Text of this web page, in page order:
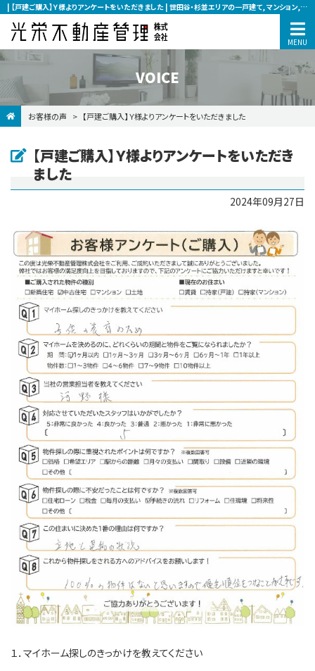
| 【戸建ご購入】Ｙ様よりアンケートをいただきました | 世田谷・杉並エリアの一戸建て, マンション, 土地, 借地などの賃貸・売買なら光栄不動産管理へ
VOICE
お客様の声 【戸建ご購入】Ｙ様よりアンケートをいただきました
【戸建ご購入】Ｙ様よりアンケートをいただき
ました
2024年09月27日
１．マイホーム探しのきっかけを教えてください